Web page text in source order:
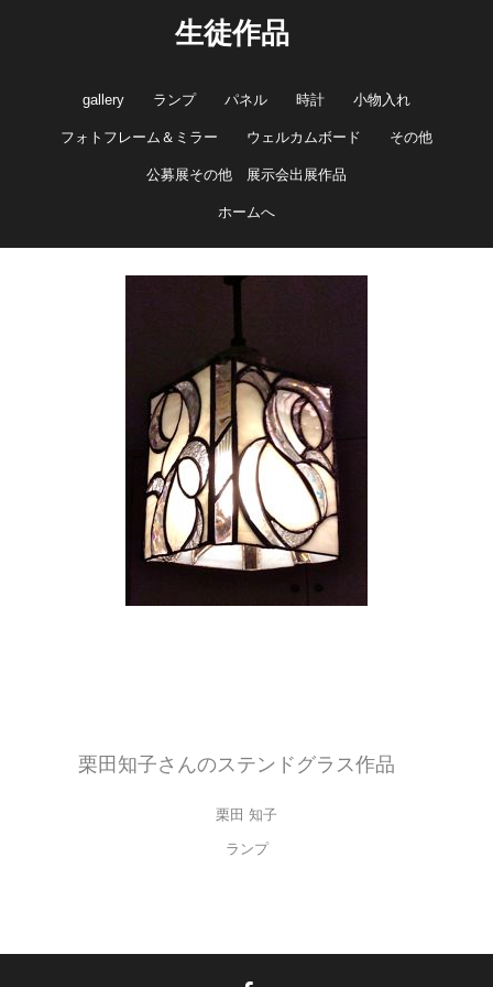
生徒作品
gallery ランプ パネル 時計 小物入れ
フォトフレーム＆ミラー ウェルカムボード その他
公募展その他 展示会出展作品
ホームへ
栗田知子さんのステンドグラス作品
栗田 知子
ランプ